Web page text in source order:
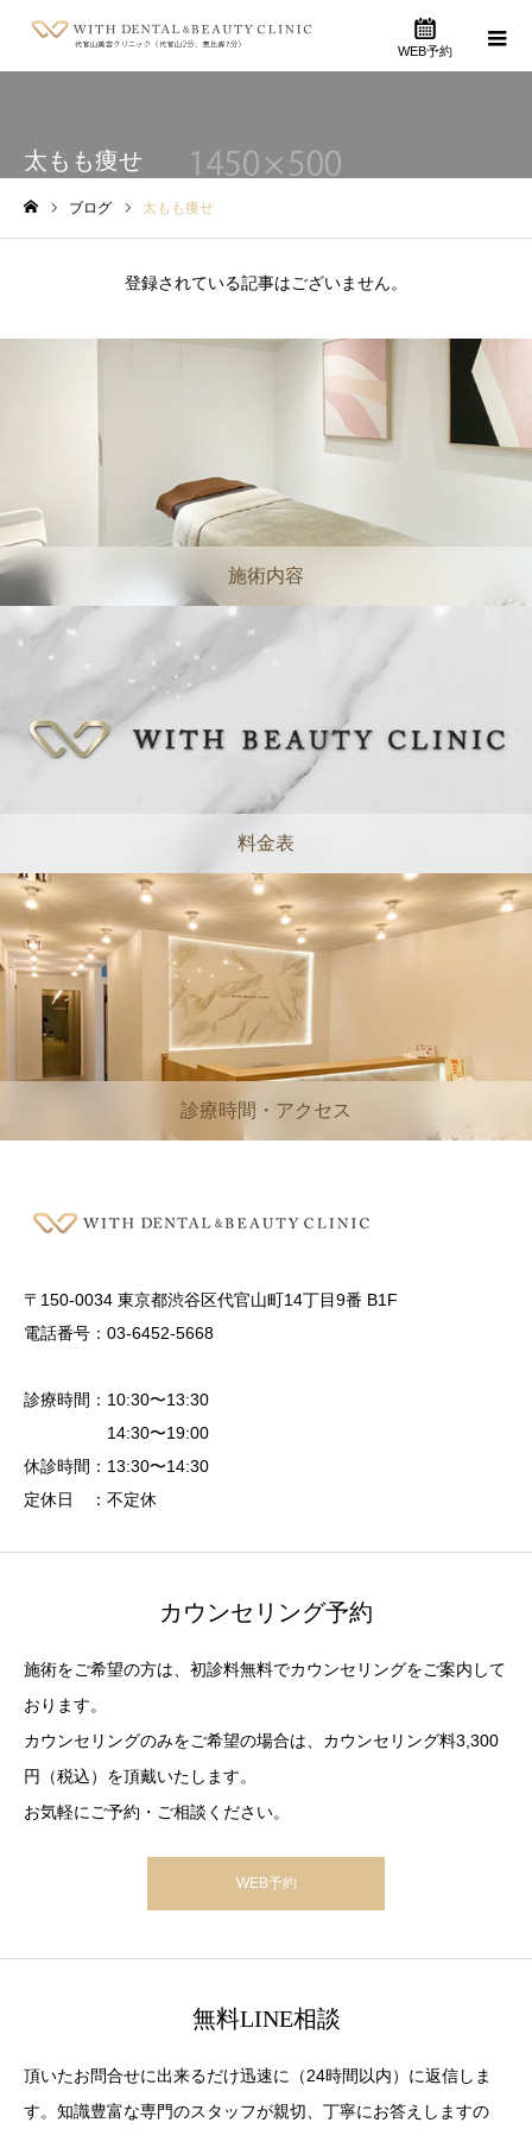
WEB予約
太もも痩せ
ブログ 太もも痩せ
登録されている記事はございません。
施術内容
料金表
診療時間・アクセス
〒150-0034 東京都渋谷区代官山町14丁目9番 B1F
電話番号：03-6452-5668
診療時間：10:30〜13:30
14:30〜19:00
休診時間：13:30〜14:30
定休日 ：不定休
カウンセリング予約
施術をご希望の方は、初診料無料でカウンセリングをご案内して
おります。
カウンセリングのみをご希望の場合は、カウンセリング料3,300
円（税込）を頂戴いたします。
お気軽にご予約・ご相談ください。
WEB予約
無料LINE相談
頂いたお問合せに出来るだけ迅速に（24時間以内）に返信しま
す。知識豊富な専門のスタッフが親切、丁寧にお答えしますの